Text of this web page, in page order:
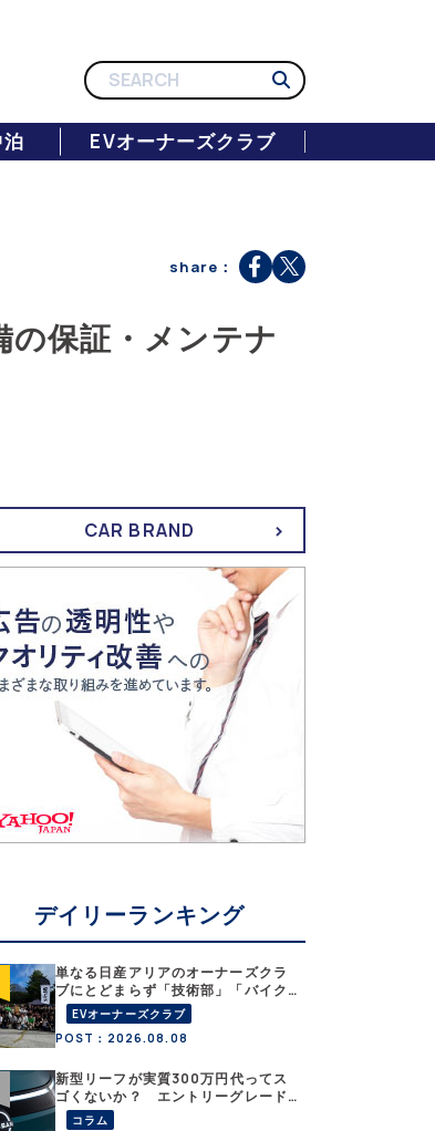
EVオーナーズクラブ
share：
の保証・メンテナ
CAR BRAND
デイリーランキング
単なる日産アリアのオーナーズクラ
ブにとどまらず「技術部」「バイク
部」「釣り部」など多彩な趣味人集
合体がAOCJ【 NISSAN ARIYA
Owner’s CLUB JAPAN 】
EVオーナーズクラブ
POST：2026.08.08
新型リーフが実質300万円代ってス
ゴくないか？ エントリーグレード
「B5」の中身を詳細チェックした
コラム